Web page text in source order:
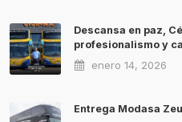
Descansa en paz,
profesionalismo y
enero 14, 2026
Entrega Modasa